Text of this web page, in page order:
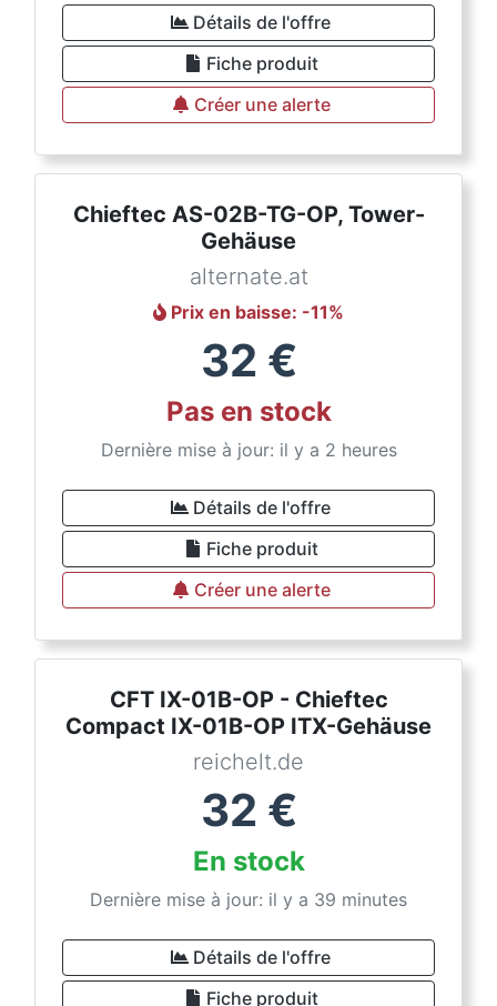
Détails de l'offre
Fiche produit
Créer une alerte
Chieftec AS-02B-TG-OP, Tower-
Gehäuse
alternate.at
Prix en baisse: -11%
32 €
Pas en stock
Dernière mise à jour: il y a 2 heures
Détails de l'offre
Fiche produit
Créer une alerte
CFT IX-01B-OP - Chieftec
Compact IX-01B-OP ITX-Gehäuse
reichelt.de
32 €
En stock
Dernière mise à jour: il y a 39 minutes
Détails de l'offre
Fiche produit